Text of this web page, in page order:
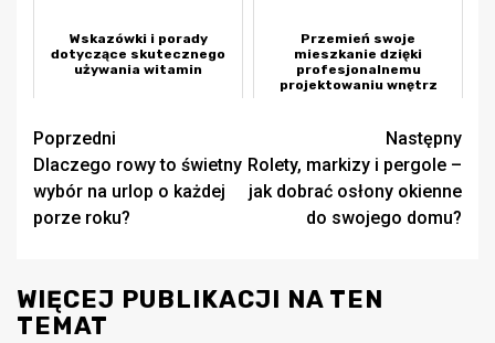
Wskazówki i porady
dotyczące skutecznego
używania witamin
Przemień swoje
mieszkanie dzięki
profesjonalnemu
projektowaniu wnętrz
Zobacz
wpisy
Poprzedni
Dlaczego rowy to świetny
wybór na urlop o każdej
porze roku?
Następny
Rolety, markizy i pergole –
jak dobrać osłony okienne
do swojego domu?
WIĘCEJ PUBLIKACJI NA TEN
TEMAT